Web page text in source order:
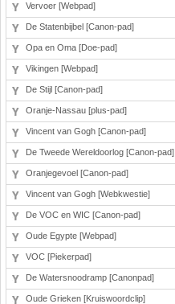
Vervoer [Webpad]
De Statenbijbel [Canon-pad]
Opa en Oma [Doe-pad]
Vikingen [Webpad]
De Stijl [Canon-pad]
Oranje-Nassau [plus-pad]
Vincent van Gogh [Canon-pad]
De Tweede Wereldoorlog [Canon-pad]
Oranjegevoel [Canon-pad]
Vincent van Gogh [Webkwestie]
De VOC en WIC [Canon-pad]
Oude Egypte [Webpad]
VOC [Piekerpad]
De Watersnoodramp [Canonpad]
Oude Grieken [Kruiswoordclip]